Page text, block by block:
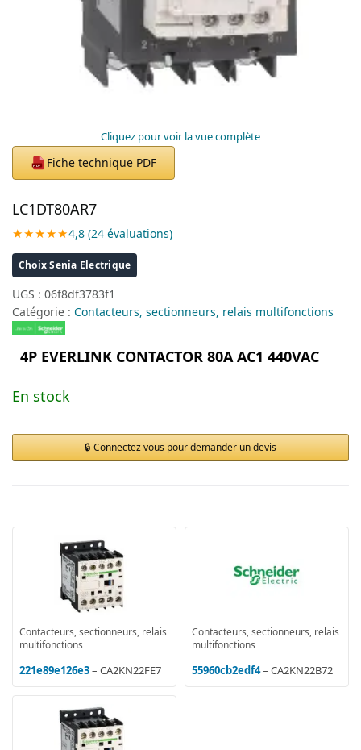
Cliquez pour voir la vue complète
PDF Fiche technique PDF
LC1DT80AR7
★★★★★4,8 (24 évaluations)
Choix Senia Electrique
UGS : 06f8df3783f1
Catégorie : Contacteurs, sectionneurs, relais multifonctions
4P EVERLINK CONTACTOR 80A AC1 440VAC
En stock
Connectez vous pour demander un devis
Contacteurs, sectionneurs, relais
multifonctions
221e89e126e3– CA2KN22FE7
Contacteurs, sectionneurs, relais
multifonctions
55960cb2edf4– CA2KN22B72